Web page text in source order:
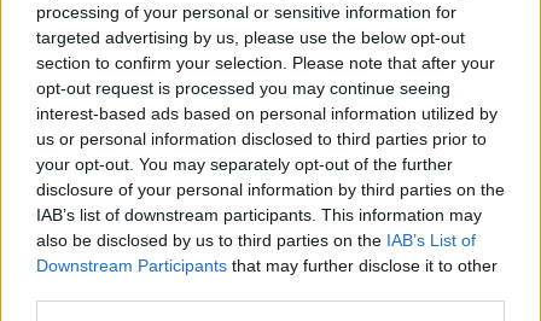
processing of your personal or sensitive information for
targeted advertising by us, please use the below opt-out
section to confirm your selection. Please note that after your
opt-out request is processed you may continue seeing
interest-based ads based on personal information utilized by
us or personal information disclosed to third parties prior to
your opt-out. You may separately opt-out of the further
disclosure of your personal information by third parties on the
IAB’s list of downstream participants. This information may
also be disclosed by us to third parties on the IAB’s List of
Downstream Participants that may further disclose it to other
mindhalálig!"
"A Kocsák Tibor és – a közelmúltban tragikus hirtelenséggel elhunyt – Miklós
Tibor szerzõpáros nagy sikerû musicalének bemutatásával nem kisebb célt
szeretnénk elérni, mint azt, amit Nyilas Misi fogalmaz meg a regény végén:
az emberiség tanítói szeretnénk lenni: költõk, akik jobbá szeretnék tenni a
világot. Ehhez kérjük a nézõk támogatását!"- fogalmazottTóth Loon.